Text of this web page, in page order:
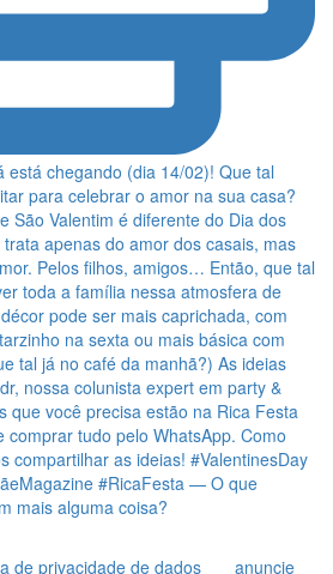
de privacidade de dados anuncie